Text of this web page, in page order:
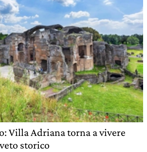
Villa Adriana torna a vivere
storico